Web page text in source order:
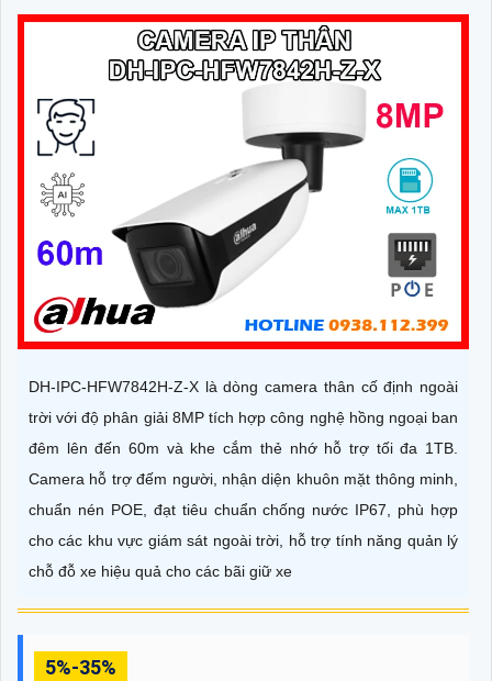
DH-IPC-HFW7842H-Z-X là dòng camera thân cố định ngoài
trời với độ phân giải 8MP tích hợp công nghệ hồng ngoại ban
đêm lên đến 60m và khe cắm thẻ nhớ hỗ trợ tối đa 1TB.
Camera hỗ trợ đếm người, nhận diện khuôn mặt thông minh,
chuẩn nén POE, đạt tiêu chuẩn chống nước IP67, phù hợp
cho các khu vực giám sát ngoài trời, hỗ trợ tính năng quản lý
chỗ đỗ xe hiệu quả cho các bãi giữ xe
5%-35%